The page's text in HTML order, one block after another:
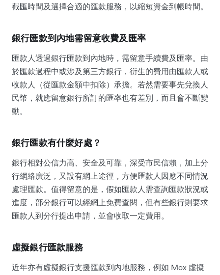
截匯時間及選擇合適的匯款服務，以縮短資金到帳時間。
銀行匯款到內地需留意收費及匯率
匯款人透過銀行匯款到內地時，需留意手續費及匯率。由
於匯款過程中或涉及第三方銀行，衍生的費用由匯款人或
收款人（從匯款金額中扣除）承擔。若然需要事先兌換人
民幣，就應留意銀行所訂的匯率也有差別，而且會不斷變
動。
銀行匯款有什麼好處？
銀行相對公信力高、安全及可靠，深受市民信賴，加上分
行網絡廣泛，又設有網上途徑，方便匯款人因應不同情況
處理匯款。值得留意的是，假如匯款人需查詢匯款狀況或
進度，部分銀行可以經網上免費查閱，但有些銀行則要求
匯款人到分行提出申請，並會收取一定費用。
虛擬銀行匯款服務
近年亦有虛擬銀行支援匯款到內地服務，例如 Mox 虛擬